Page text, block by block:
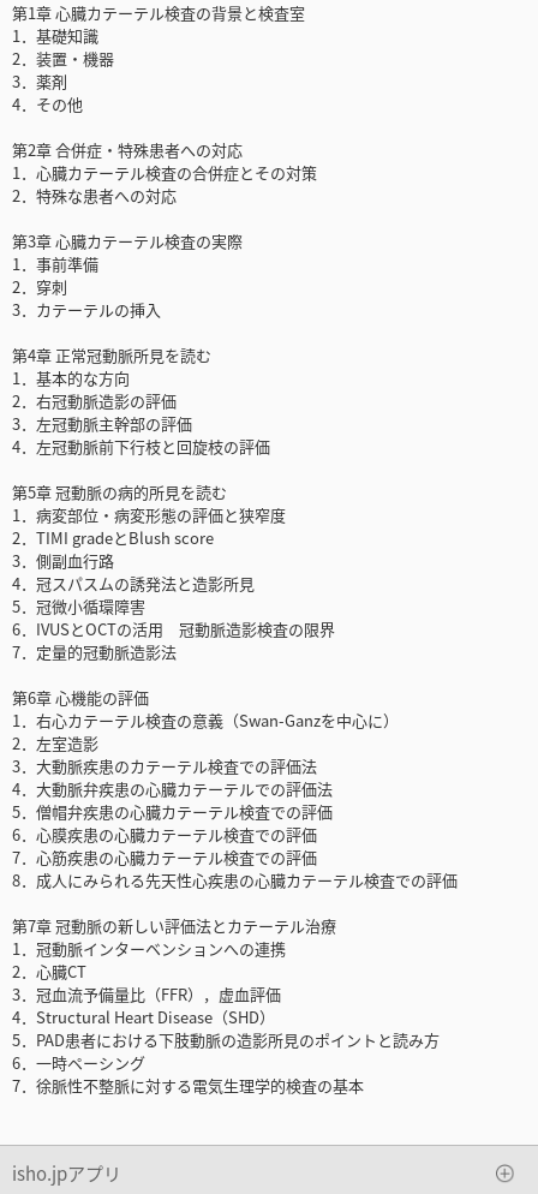
第1章 心臓カテーテル検査の背景と検査室
1．基礎知識
2．装置・機器
3．薬剤
4．その他
第2章 合併症・特殊患者への対応
1．心臓カテーテル検査の合併症とその対策
2．特殊な患者への対応
第3章 心臓カテーテル検査の実際
1．事前準備
2．穿刺
3．カテーテルの挿入
第4章 正常冠動脈所見を読む
1．基本的な方向
2．右冠動脈造影の評価
3．左冠動脈主幹部の評価
4．左冠動脈前下行枝と回旋枝の評価
第5章 冠動脈の病的所見を読む
1．病変部位・病変形態の評価と狭窄度
2．TIMI gradeとBlush score
3．側副血行路
4．冠スパスムの誘発法と造影所見
5．冠微小循環障害
6．IVUSとOCTの活用 冠動脈造影検査の限界
7．定量的冠動脈造影法
第6章 心機能の評価
1．右心カテーテル検査の意義（Swan-Ganzを中心に）
2．左室造影
3．大動脈疾患のカテーテル検査での評価法
4．大動脈弁疾患の心臓カテーテルでの評価法
5．僧帽弁疾患の心臓カテーテル検査での評価
6．心膜疾患の心臓カテーテル検査での評価
7．心筋疾患の心臓カテーテル検査での評価
8．成人にみられる先天性心疾患の心臓カテーテル検査での評価
第7章 冠動脈の新しい評価法とカテーテル治療
1．冠動脈インターベンションへの連携
2．心臓CT
3．冠血流予備量比（FFR），虚血評価
4．Structural Heart Disease（SHD）
5．PAD患者における下肢動脈の造影所見のポイントと読み方
6．一時ペーシング
7．徐脈性不整脈に対する電気生理学的検査の基本
isho.jpアプリ